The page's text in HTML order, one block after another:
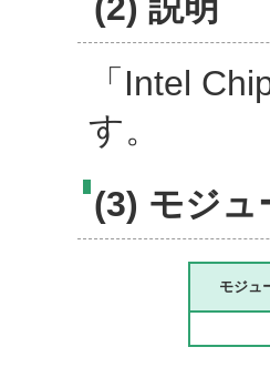
「Intel
す。
(3) モジュ
モジュ